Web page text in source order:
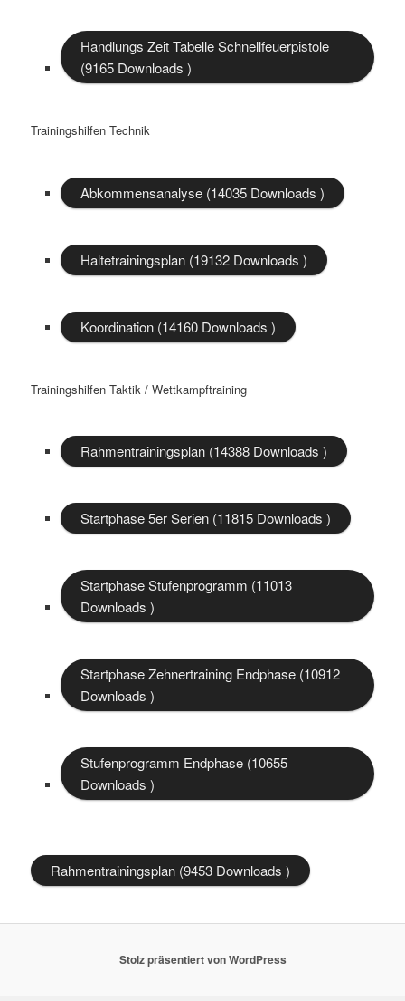
Handlungs Zeit Tabelle Schnellfeuerpistole
(9165 Downloads )
Trainingshilfen Technik
Abkommensanalyse (14035 Downloads )
Haltetrainingsplan (19132 Downloads )
Koordination (14160 Downloads )
Trainingshilfen Taktik / Wettkampftraining
Rahmentrainingsplan (14388 Downloads )
Startphase 5er Serien (11815 Downloads )
Startphase Stufenprogramm (11013
Downloads )
Startphase Zehnertraining Endphase (10912
Downloads )
Stufenprogramm Endphase (10655
Downloads )
Rahmentrainingsplan (9453 Downloads )
Stolz präsentiert von WordPress